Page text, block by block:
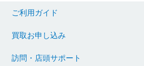
ご利用ガイド
買取お申し込み
訪問・店頭サポート